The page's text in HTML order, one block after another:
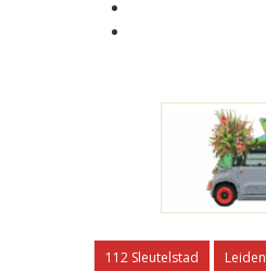
112 Sleutelstad Leiden